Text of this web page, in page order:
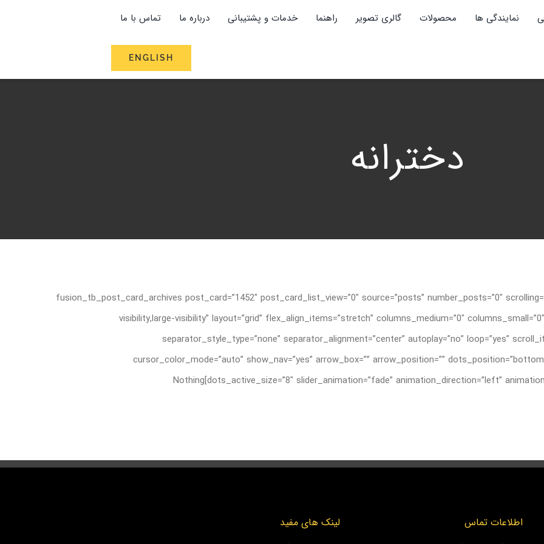
نمایندگی ها محصولات گالری تصویر راهنما خدمات و پشتیبانی درباره ما تماس با ما
ENGLISH
دخترانه
[fusion_tb_post_card_archives post_card=”1452″ post_card_list_view=”0″ source=”posts” number_posts=”0″
visibility,large-visibility” layout=”grid” flex_align_items=”stretch” columns_medium=”0″
separator_style_type=”none” separator_alignment=”center” autoplay=”no” loop=”yes”
cursor_color_mode=”auto” show_nav=”yes” arrow_box=”” arrow_position=””
dots_active_size=”8″ slider_animation=”fade” animation_direction=”left” animation_color=”” animation_speed=”0.3″ animation_delay=”0″]Nothing
اطلاعات تماس لینک های مفید